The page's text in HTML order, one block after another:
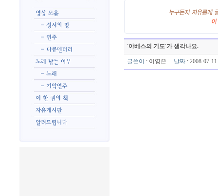
'야베스의 기도'가 생각나요.
글쓴이 : 이영은 날짜 : 2008-07-